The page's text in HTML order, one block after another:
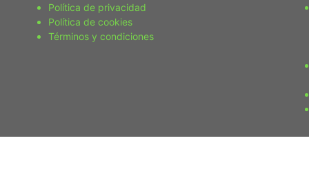
Política de privacidad
Política de cookies
Términos y condiciones